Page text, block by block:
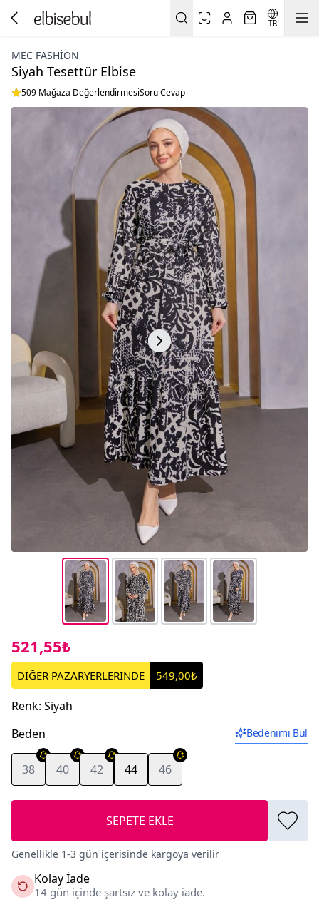
TR
MEC FASHION
Siyah Tesettür Elbise
509 Mağaza DeğerlendirmesiSoru Cevap
521,55₺
DİĞER PAZARYERLERİNDE 549,00₺
Renk: Siyah
Beden
Bedenimi Bul
38 40 42 44 46
SEPETE EKLE
Genellikle 1-3 gün içerisinde kargoya verilir
Kolay İade
14 gün içinde şartsız ve kolay iade.